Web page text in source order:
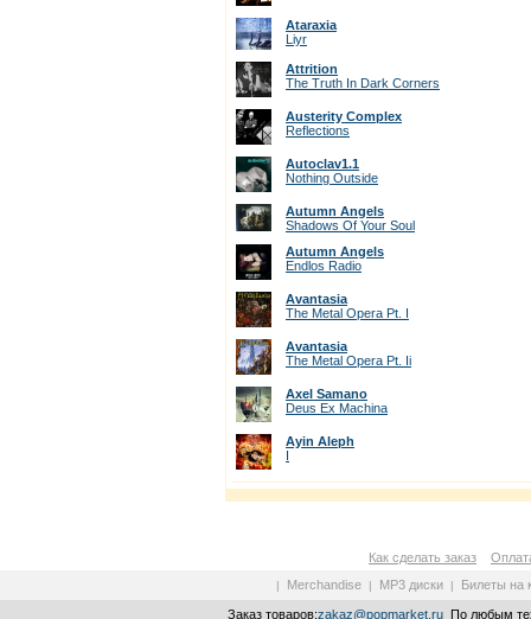
Ataraxia
Liyr
Attrition
The Truth In Dark Corners
Austerity Complex
Reflections
Autoclav1.1
Nothing Outside
Autumn Angels
Shadows Of Your Soul
Autumn Angels
Endlos Radio
Avantasia
The Metal Opera Pt. I
Avantasia
The Metal Opera Pt. Ii
Axel Samano
Deus Ex Machina
Ayin Aleph
I
Как сделать заказ
| Merchandise | MP3 диски | Билеты на
Заказ товаров:zakaz@popmarket.ru По любым